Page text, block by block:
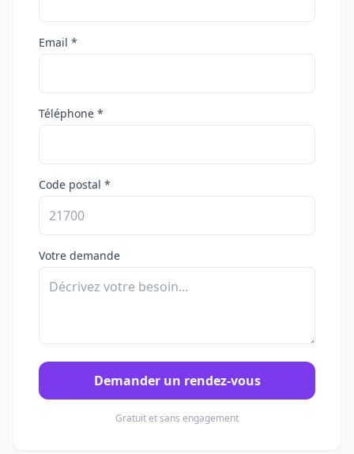
Email *
Téléphone *
Code postal *
Votre demande
Demander un rendez-vous
Gratuit et sans engagement